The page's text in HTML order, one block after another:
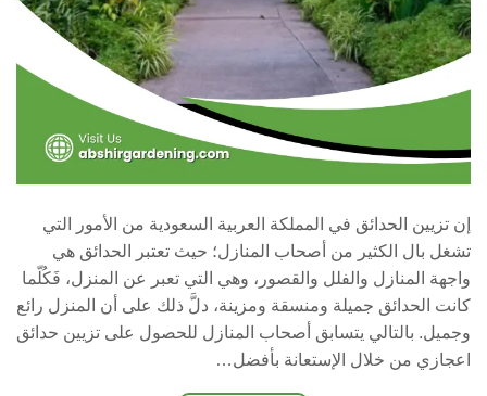
إن تزيين الحدائق في المملكة العربية السعودية من الأمور التي
تشغل بال الكثير من أصحاب المنازل؛ حيث تعتبر الحدائق هي
واجهة المنازل والفلل والقصور، وهي التي تعبر عن المنزل، فَكُلّما
كانت الحدائق جميلة ومنسقة ومزينة، دلَّ ذلك على أن المنزل رائع
وجميل. بالتالي يتسابق أصحاب المنازل للحصول على تزيين حدائق
اعجازي من خلال الإستعانة بأفضل…